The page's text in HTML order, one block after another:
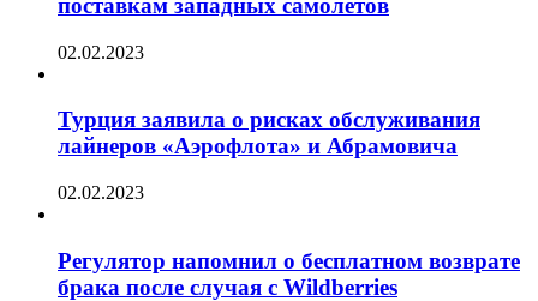
поставкам западных самолетов
02.02.2023
Турция заявила о рисках обслуживания
лайнеров «Аэрофлота» и Абрамовича
02.02.2023
Регулятор напомнил о бесплатном возврате
брака после случая с Wildberries